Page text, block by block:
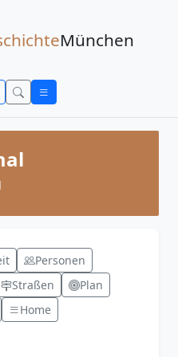
München
Personen
Straßen
Plan
Home